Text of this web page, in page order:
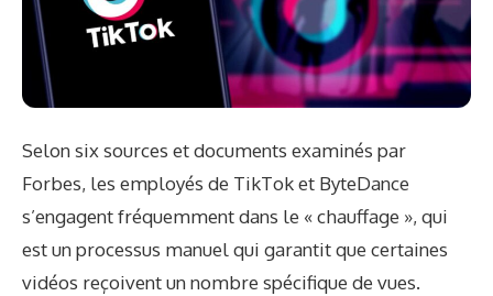
Selon six sources et documents examinés par
Forbes, les employés de TikTok et ByteDance
s’engagent fréquemment dans le « chauffage », qui
est un processus manuel qui garantit que certaines
vidéos reçoivent un nombre spécifique de vues.